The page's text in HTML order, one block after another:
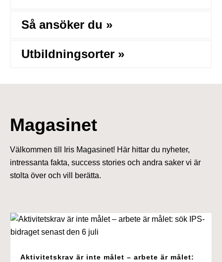
Så ansöker du »
Utbildningsorter »
Magasinet
Välkommen till Iris Magasinet! Här hittar du nyheter,
intressanta fakta, success stories och andra saker vi är
stolta över och vill berätta.
Aktivitetskrav är inte målet – arbete är målet: